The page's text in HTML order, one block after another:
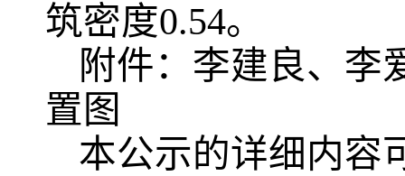
筑密度0.54。
附件：李建良、李
置图
本公示的详细内容